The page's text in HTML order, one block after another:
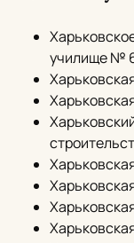
училище № 6